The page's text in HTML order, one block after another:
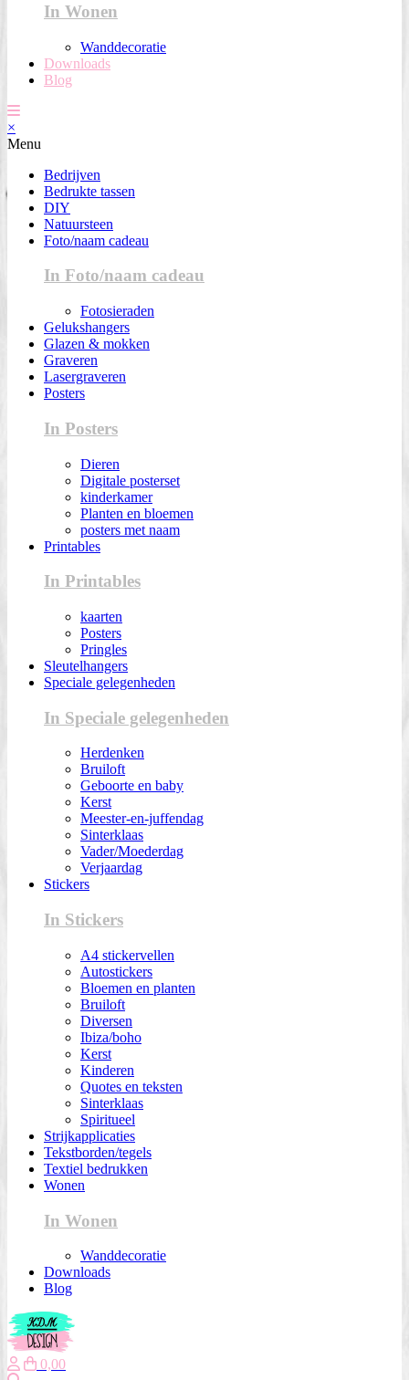
In Wonen
Wanddecoratie
Downloads
Blog
×
Menu
Bedrijven
Bedrukte tassen
DIY
Natuursteen
Foto/naam cadeau
In Foto/naam cadeau
Fotosieraden
Gelukshangers
Glazen & mokken
Graveren
Lasergraveren
Posters
In Posters
Dieren
Digitale posterset
kinderkamer
Planten en bloemen
posters met naam
Printables
In Printables
kaarten
Posters
Pringles
Sleutelhangers
Speciale gelegenheden
In Speciale gelegenheden
Herdenken
Bruiloft
Geboorte en baby
Kerst
Meester-en-juffendag
Sinterklaas
Vader/Moederdag
Verjaardag
Stickers
In Stickers
A4 stickervellen
Autostickers
Bloemen en planten
Bruiloft
Diversen
Ibiza/boho
Kerst
Kinderen
Quotes en teksten
Sinterklaas
Spiritueel
Strijkapplicaties
Tekstborden/tegels
Textiel bedrukken
Wonen
In Wonen
Wanddecoratie
Downloads
Blog
0,00